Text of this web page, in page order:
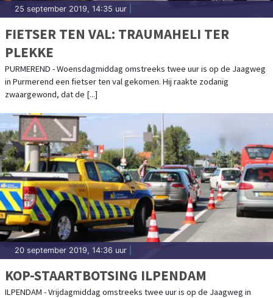
25 september 2019, 14:35 uur
FIETSER TEN VAL: TRAUMAHELI TER
PLEKKE
PURMEREND - Woensdagmiddag omstreeks twee uur is op de Jaagweg
in Purmerend een fietser ten val gekomen. Hij raakte zodanig
zwaargewond, dat de [...]
20 september 2019, 14:36 uur
KOP-STAARTBOTSING ILPENDAM
ILPENDAM - Vrijdagmiddag omstreeks twee uur is op de Jaagweg in